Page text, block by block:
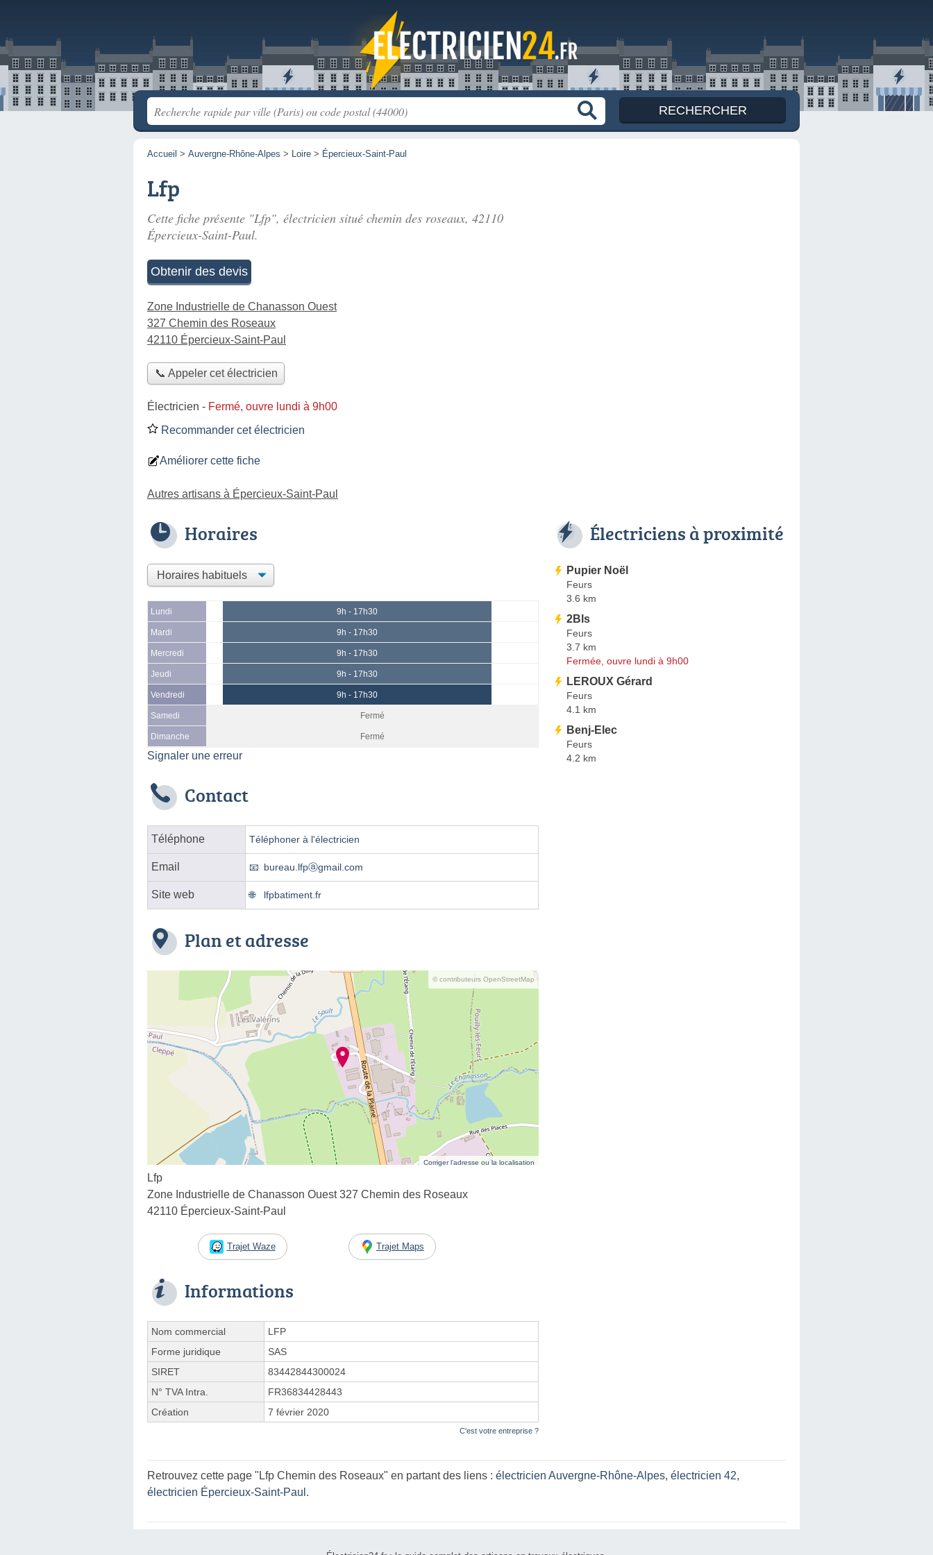
Accueil > Auvergne-Rhône-Alpes > Loire > Épercieux-Saint-Paul
Lfp
Cette fiche présente "Lfp", électricien situé chemin des roseaux, 42110
Épercieux-Saint-Paul.
Obtenir des devis
Zone Industrielle de Chanasson Ouest
327 Chemin des Roseaux
42110 Épercieux-Saint-Paul
📞 Appeler cet électricien
Électricien - Fermé, ouvre lundi à 9h00
Recommander cet électricien
Améliorer cette fiche
Autres artisans à Épercieux-Saint-Paul
Horaires
Lundi 9h - 17h30
Mardi 9h - 17h30
Mercredi 9h - 17h30
Jeudi 9h - 17h30
Vendredi 9h - 17h30
Samedi Fermé
Dimanche Fermé
Signaler une erreur
Contact
Téléphone Téléphoner à l'électricien
Email bureau.lfpⓐgmail.com
Site web lfpbatiment.fr
Plan et adresse
© contributeurs OpenStreetMap
Corriger l’adresse ou la localisation
Lfp
Zone Industrielle de Chanasson Ouest 327 Chemin des Roseaux
42110 Épercieux-Saint-Paul
Trajet Waze Trajet Maps
Informations
Nom commercial
LFP
Forme juridique
SAS
SIRET
83442844300024
N° TVA Intra.
FR36834428443
Création
7 février 2020
C'est votre entreprise ?
Électriciens à proximité
Pupier Noël
Feurs
3.6 km
2Bls
Feurs
3.7 km
Fermée, ouvre lundi à 9h00
LEROUX Gérard
Feurs
4.1 km
Benj-Elec
Feurs
4.2 km
Retrouvez cette page "Lfp Chemin des Roseaux" en partant des liens : électricien Auvergne-Rhône-Alpes, électricien 42,
électricien Épercieux-Saint-Paul .